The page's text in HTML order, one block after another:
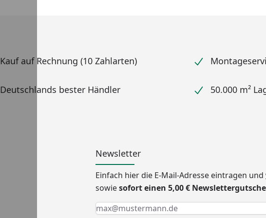
Kauf auf Rechnung (10 Zahlarten)
Deutschlands bester Händler 50.000 m²
Newsletter
Einfach hier die E-Mail-Adresse eintragen und
sowiesofort einen 5,00 €
Keine Eingabe erforderlich
Eingabe erforderlich
E-Mail *